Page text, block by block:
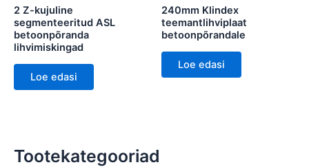
2 Z-kujuline
segmenteeritud ASL
betoonpõranda
lihvimiskingad
Loe edasi
240mm Klindex
teemantlihviplaat
betoonpõrandale
Loe edasi
Tootekategooriad